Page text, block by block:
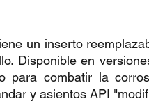
un inserto
Disponible en
para combatir la
y asientos API